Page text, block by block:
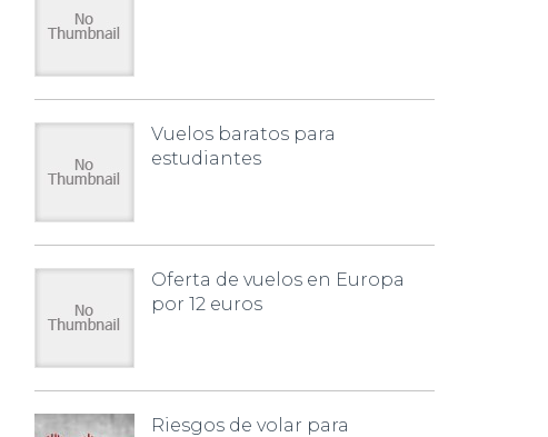
Vuelos baratos para
estudiantes
Oferta de vuelos en Europa
por 12 euros
Riesgos de volar para